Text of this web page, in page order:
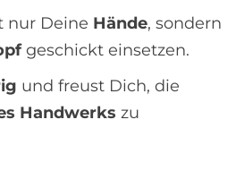
nur Deine Hände, sondern
geschickt einsetzen.
und freust Dich, die
Handwerks zu